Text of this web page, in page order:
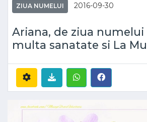
ZIUA NUMELUI 2016-09-30
Ariana, de ziua
multa sanatate si La